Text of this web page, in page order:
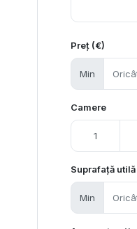
Preț (€)
Min
Camere
1
Suprafață utilă
Min